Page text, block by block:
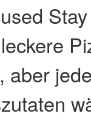
aber